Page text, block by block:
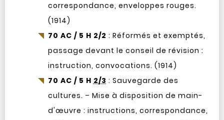
correspondance, enveloppes rouges.
(1914)
70 AC / 5 H 2/2 : Réformés et exemptés,
passage devant le conseil de révision :
instruction, convocations. (1914)
70 AC / 5 H 2/3 : Sauvegarde des
cultures. – Mise à disposition de main-
d'œuvre : instructions, correspondance,